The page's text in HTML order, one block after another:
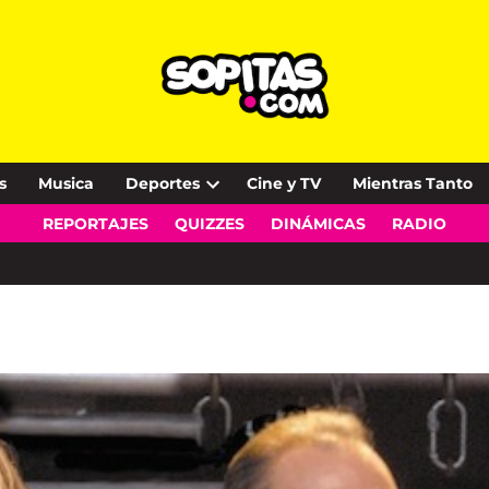
Musica Deportes
Open
dropdown
Cine y TV Mientras Tanto
REPORTAJES QUIZZES DINÁMICAS RADIO